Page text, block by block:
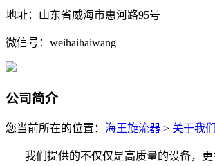
地址：山东省威海市惠河路95号
微信号：weihaihaiwang
公司简介
您当前所在的位置： 海王旋流器 > 关于我们
我们提供的不仅仅是高质量的设备，更